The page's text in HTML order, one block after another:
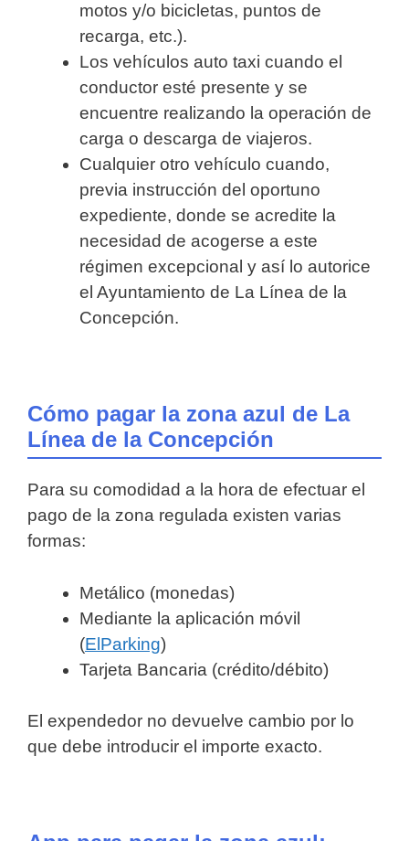
motos y/o bicicletas, puntos de
recarga, etc.).
Los vehículos auto taxi cuando el
conductor esté presente y se
encuentre realizando la operación de
carga o descarga de viajeros.
Cualquier otro vehículo cuando,
previa instrucción del oportuno
expediente, donde se acredite la
necesidad de acogerse a este
régimen excepcional y así lo autorice
el Ayuntamiento de La Línea de la
Concepción.
Cómo pagar la zona azul de La
Línea de la Concepción
Para su comodidad a la hora de efectuar el
pago de la zona regulada existen varias
formas:
Metálico (monedas)
Mediante la aplicación móvil
(ElParking)
Tarjeta Bancaria (crédito/débito)
El expendedor no devuelve cambio por lo
que debe introducir el importe exacto.